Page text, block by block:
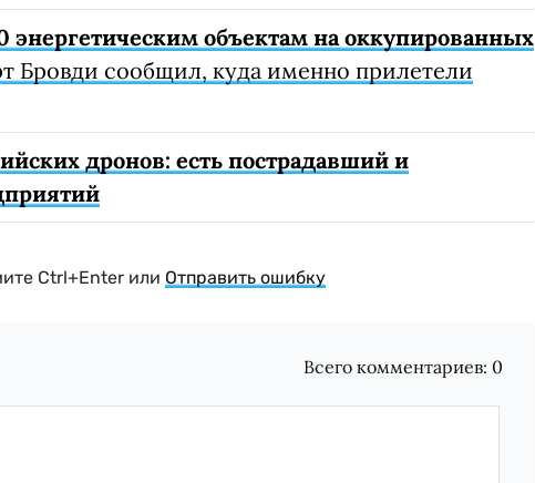
энергетическим объектам на оккупированных
Бровди сообщил, куда именно прилетели
дронов: есть пострадавший и
Ctrl+Enter или Отправить ошибку
Всего комментариев: 0